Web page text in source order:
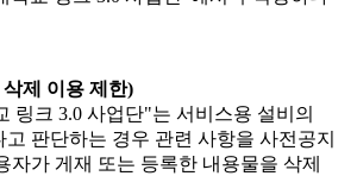
제 이용 제한)
크 3.0 사업단"는 서비스용 설비의
판단하는 경우 관련 사항을 사전공지
자가 게재 또는 등록한 내용물을 삭제